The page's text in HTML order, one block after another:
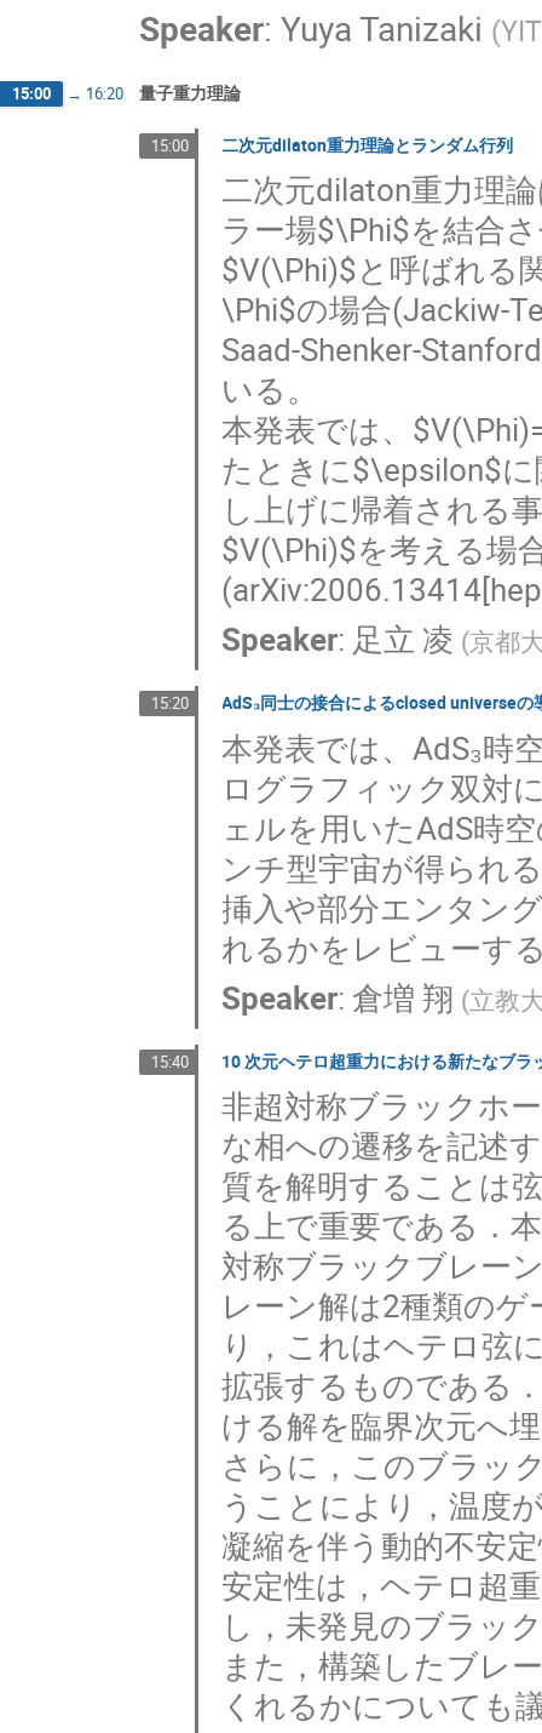
Speaker: Yuya Tanizaki (
15:00 → 16:20 量子重力理論
15:00 二次元dilaton重力理論とランダム行列
二次元dilaton重力理
ラー場$\Phi$を結合
$V(\Phi)$と呼ばれる
\Phi$の場合(Jackiw-
Saad-Shenker-
いる。
本発表では、
たときに$\epsilon$
し上げに帰着される
$V(\Phi)$を考える場
Speaker: 足立 凌 (京都
15:20 AdS₃同士の接合によるclosed universeの
本発表では、AdS₃時
ログラフィック双対
ェルを用いたAdS時
ンチ型宇宙が得られ
挿入や部分エンタン
れるかをレビューす
Speaker: 倉増 翔 (立教
15:40 10 次元ヘテロ超重力における新たなブラ
非超対称ブラックホ
な相への遷移を記述
質を解明することは
る上で重要である．
対称ブラックブレー
レーン解は2種類の
り，これはヘテロ弦
拡張するものである
ける解を臨界次元へ
さらに，このブラッ
うことにより，温度
凝縮を伴う動的不安
安定性は，ヘテロ超
し，未発見のブラッ
また，構築したブレ
くれるかについても